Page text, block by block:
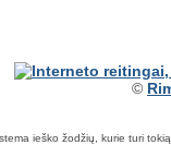
©
ieško žodžių, kurie turi